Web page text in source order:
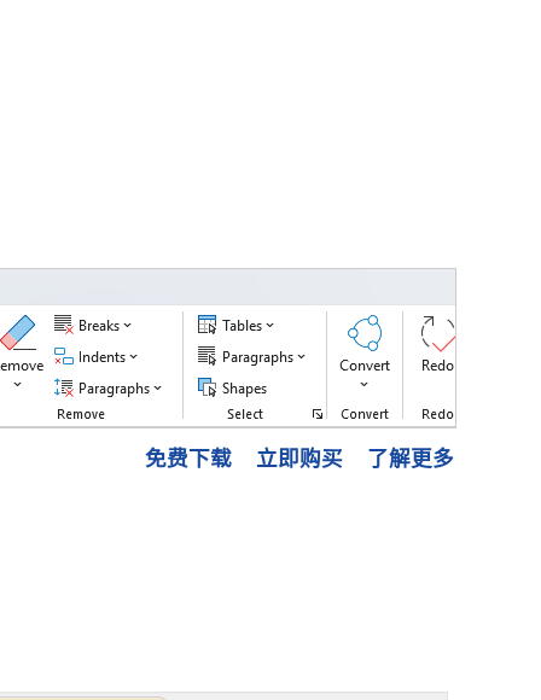
免费下载 立即购买 了解更多